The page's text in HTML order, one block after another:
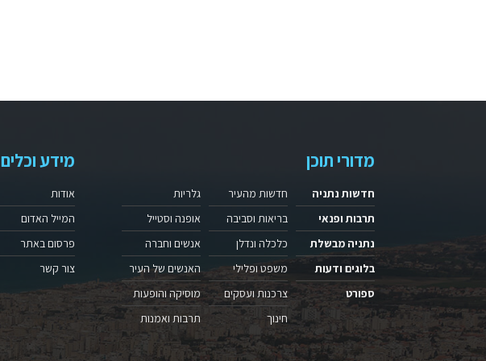
מדורי תוכן
חדשות נתניה
תרבות ופנאי
נתניה מבשלת
בלוגים ודעות
ספורט
חדשות מהעיר
בריאות וסביבה
כלכלה ונדלן
משפט ופלילי
צרכנות ועסקים
חינוך
גלריות
אופנה וסטייל
אנשים וחברה
האנשים של העיר
מוסיקה והופעות
תרבות ואמנות
מידע וכלים
אודות
המייל האדום
פרסום באתר
צור קשר